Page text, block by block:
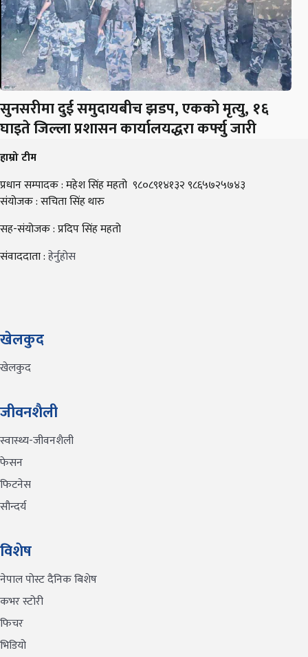
सुनसरीमा दुई समुदायबीच झडप, एकको मृत्यु, १६
घाइते जिल्ला प्रशासन कार्यालयद्धरा कर्फ्यु जारी
हाम्रो टीम
प्रधान सम्पादक : महेश सिंह महतो ९८०८९१४१३२ ९८६५७२५७४३
संयोजक : सचिता सिंह थारु
सह-संयोजक : प्रदिप सिंह महतो
संवाददाता :हेर्नुहोस
खेलकुद
खेलकुद
जीवनशैली
स्वास्थ्य-जीवनशैली
फेसन
फिटनेस
सौन्दर्य
विशेष
नेपाल पोस्ट दैनिक बिशेष
कभर स्टोरी
फिचर
भिडियो